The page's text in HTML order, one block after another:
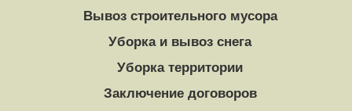
Вывоз строительного мусора
Уборка и вывоз снега
Уборка территории
Заключение договоров